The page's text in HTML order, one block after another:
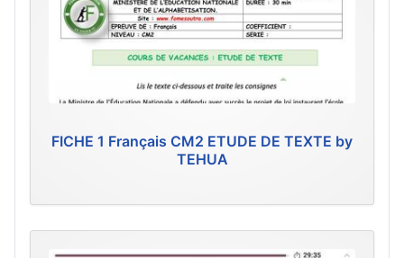
FICHE 1 Français CM2 ETUDE DE TEXTE by
TEHUA